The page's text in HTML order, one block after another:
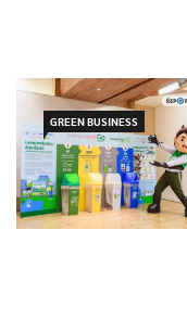
GREEN BUSINESS